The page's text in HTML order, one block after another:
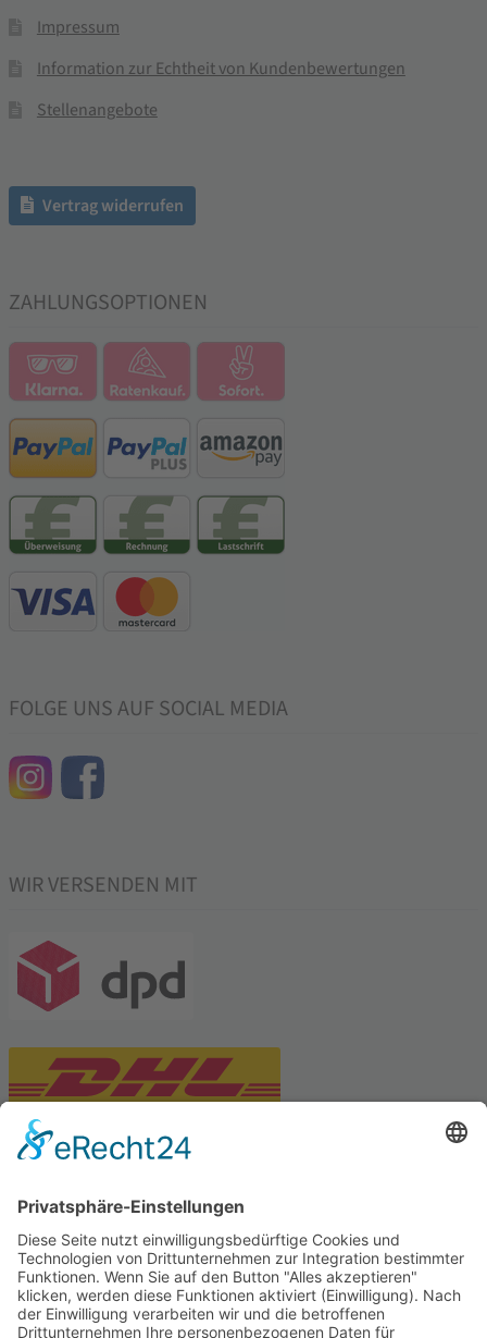
Impressum
Information zur Echtheit von Kundenbewertungen
Stellenangebote
Vertrag widerrufen
ZAHLUNGSOPTIONEN
FOLGE UNS AUF SOCIAL MEDIA
WIR VERSENDEN MIT
Tekal – Textile Lebensqualität
Exklusive moderne & Orientteppiche
Feuerwerk XXL